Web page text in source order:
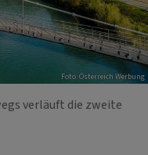
Foto: Österreich Werbung
verläuft die zweite